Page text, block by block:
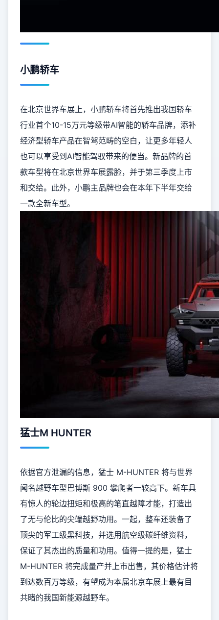
小鹏轿车
在北京世界车展上，小鹏轿车将首先推出我国轿车
行业首个10-15万元等级带AI智能的轿车品牌，添补
经济型轿车产品在智驾范畴的空白，让更多年轻人
也可以享受到AI智能驾驭带来的便当。新品牌的首
款车型将在北京世界车展露脸，并于第三季度上市
和交给。此外，小鹏主品牌也会在本年下半年交给
一款全新车型。
猛士M HUNTER
依据官方泄漏的信息，猛士 M-HUNTER 将与世界
闻名越野车型巴博斯 900 攀爬者一较高下。新车具
有惊人的轮边扭矩和极高的笔直越障才能，打造出
了无与伦比的尖端越野功用。一起，整车还装备了
顶尖的军工级黑科技，并选用航空级碳纤维资料，
保证了其杰出的质量和功用。值得一提的是，猛士
M-HUNTER 将完成量产并上市出售，其价格估计将
到达数百万等级，有望成为本届北京车展上最有目
共睹的我国新能源越野车。